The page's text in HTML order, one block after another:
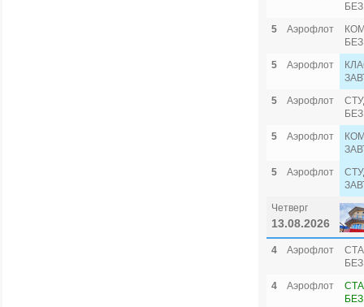
5
Аэрофлот
5
Аэрофлот
5
Аэрофлот
5
Аэрофлот
5
Аэрофлот
Четверг
13.08.2026
4 Аэрофлот
4
Аэрофлот